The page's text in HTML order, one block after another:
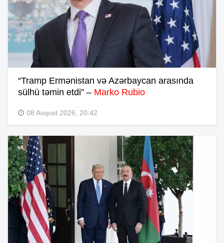
“Tramp Ermənistan və Azərbaycan arasında
sülhü təmin etdi” – Marko Rubio
08 Avqust 2026, 20:42